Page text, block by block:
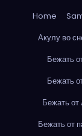
Home
Акулу во
Бежать
Бежать
Бежать от
Бежать от